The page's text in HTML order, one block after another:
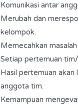
Komunikasi antar
Merubah dan
kelompok.
Memecahkan
Setiap pertemuan
Hasil pertemuan
anggota tim.
Kemampuan